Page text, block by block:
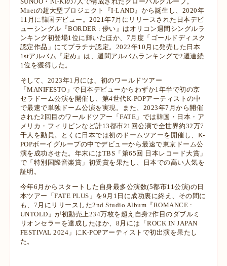
Mnetの超大型プロジェクト『I-LAND』から誕生し、2020年
11月に韓国デビュー。2021年7月にリリースされた日本デビ
ューシングル『BORDER : 儚い』はオリコン週間シングルラ
ンキング初登場1位に輝いたほか、7月度「ゴールドディスク
認定作品」にてプラチナ認定。2022年10月に発売した日本
1stアルバム『定め』は、週間アルバムランキングで2週連続
1位を獲得した。
そして、2023年1月には、初のワールドツアー
「MANIFESTO」で日本デビューからわずか1年半で初の京
セラドーム公演を開催し、第4世代K-POPアーティストの中
で最速で単独ドーム公演を実現。また、2023年7月から開催
された2回目のワールドツアー「FATE」では韓国・日本・ア
メリカ・フィリピンなど計13都市21回公演で全世界約32万7
千人を動員。とくに日本では初のドームツアーを開催し、K-
POPボーイグループの中でデビューから最速で東京ドーム公
演を成功させた。年末にはTBS「第65回 日本レコード大賞」
で「特別国際音楽賞」初受賞を果たし、日本での高い人気を
証明。
今年6月からスタートした自身最多公演数(5都市11公演)の日
本ツアー「FATE PLUS」を9月1日に成功裏に終え、その間に
も、7月にリリースした2nd Studio Album『ROMANCE :
UNTOLD』が初動売上234万枚を超え自身2作目のダブルミ
リオンセラーを達成したほか、8月には「ROCK IN JAPAN
FESTIVAL 2024」にK-POPアーティストで初出演を果たし
た。